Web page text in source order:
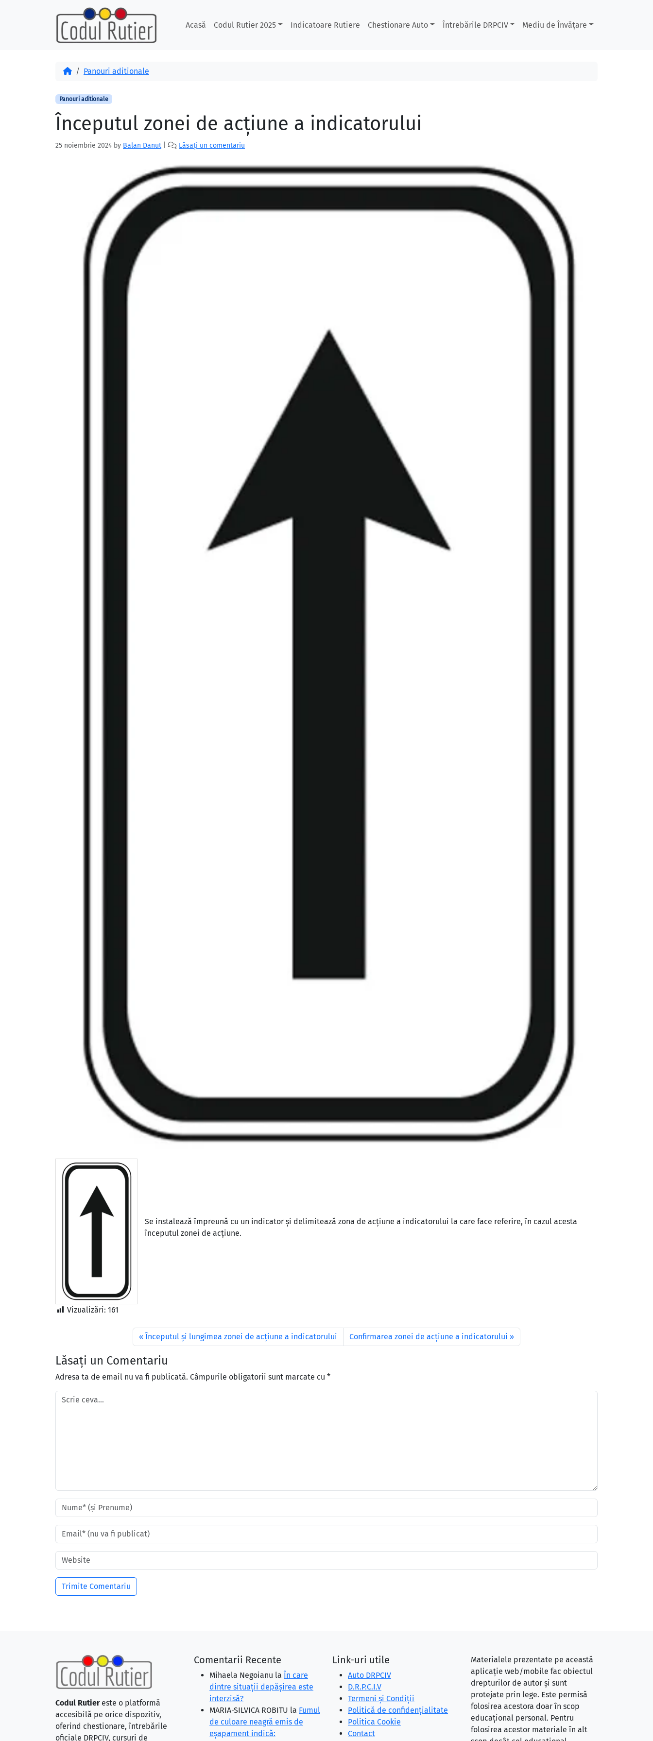
Acasă Codul Rutier 2025 Indicatoare Rutiere Chestionare Auto Întrebările DRPCIV Mediu de Învățare
AcasăPanouri aditionale
Panouri aditionale
Începutul zonei de acțiune a indicatorului
25 noiembrie 2024 by Balan Danut Lăsați un comentariu
Se instalează împreună cu un indicator și delimitează zona de acțiune a indicatorului la care face referire, în cazul acesta
începutul zonei de acțiune.
Vizualizări: 161
Începutul și lungimea zonei de acțiune a indicatorului Confirmarea zonei de acțiune a indicatorului
Lăsați un Comentariu
Adresa ta de email nu va fi publicată. Câmpurile obligatorii sunt marcate cu *
Codul Rutiereste o platformă
accesibilă pe orice dispozitiv,
oferind chestionare, întrebările
oficiale DRPCIV, cursuri de
Comentarii Recente
Mihaela Negoianu la În care
dintre situaţii depăşirea este
interzisă?
MARIA-SILVICA ROBITU la Fumul
de culoare neagră emis de
eşapament indică:
Link-uri utile
Auto DRPCIV
D.R.P.C.I.V
Termeni și Condiții
Politică de confidențialitate
Politica Cookie
Contact
Materialele prezentate pe această
aplicație web/mobile fac obiectul
drepturilor de autor și sunt
protejate prin lege. Este permisă
folosirea acestora doar în scop
educațional personal. Pentru
folosirea acestor materiale în alt